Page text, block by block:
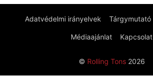
Adatvédelmi irányelvek Tárgymutató
Médiaajánlat Kapcsolat
© Rolling Tons2026